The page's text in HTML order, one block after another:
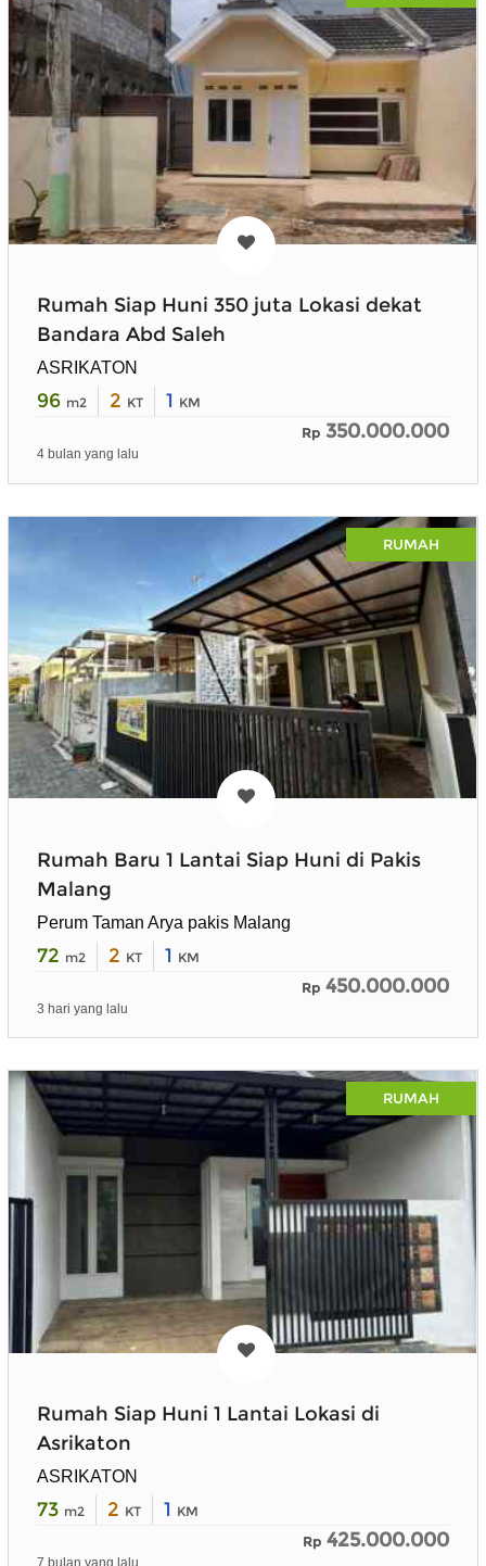
Rumah Siap Huni 350 juta Lokasi dekat
Bandara Abd Saleh
ASRIKATON
96 m2 2 KT 1 KM
Rp 350.000.000
4 bulan yang lalu
RUMAH
Rumah Baru 1 Lantai Siap Huni di Pakis
Malang
Perum Taman Arya pakis Malang
72 m2 2 KT 1 KM
Rp 450.000.000
3 hari yang lalu
RUMAH
Rumah Siap Huni 1 Lantai Lokasi di
Asrikaton
ASRIKATON
73 m2 2 KT 1 KM
Rp 425.000.000
7 bulan yang lalu